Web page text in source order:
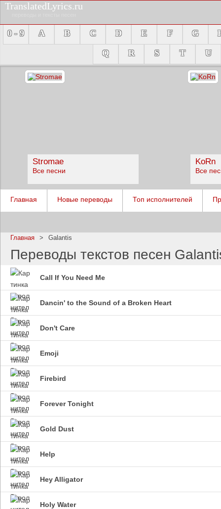
TranslatedLyrics.ru
0 - 9 A B C D E F G
Q
R S T U
Stromae
Все песни
KoRn
Все
Blind Guardian
Все песни Все
Главная Новые переводы Топ исполнителей
Главная > Galantis
Переводы текстов песен
Call If You Need Me
Dancin' to the Sound of a Broken Heart
Don't Care
Emoji
Firebird
Forever Tonight
Gold Dust
Help
Hey Alligator
Holy Water